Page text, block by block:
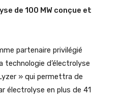
de 100 MW conçue et
partenaire privilégié
technologie d’électrolyse
» qui permettra de
électrolyse en plus de 41